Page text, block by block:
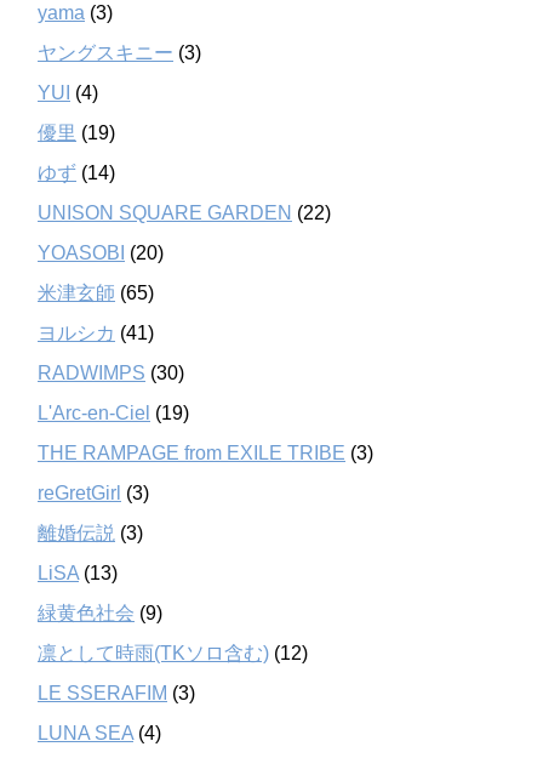
yama (3)
ヤングスキニー (3)
YUI (4)
優里 (19)
ゆず (14)
UNISON SQUARE GARDEN (22)
YOASOBI (20)
米津玄師 (65)
ヨルシカ (41)
RADWIMPS (30)
L'Arc-en-Ciel (19)
THE RAMPAGE from EXILE TRIBE (3)
reGretGirl (3)
離婚伝説 (3)
LiSA (13)
緑黄色社会 (9)
凛として時雨(TKソロ含む) (12)
LE SSERAFIM (3)
LUNA SEA (4)